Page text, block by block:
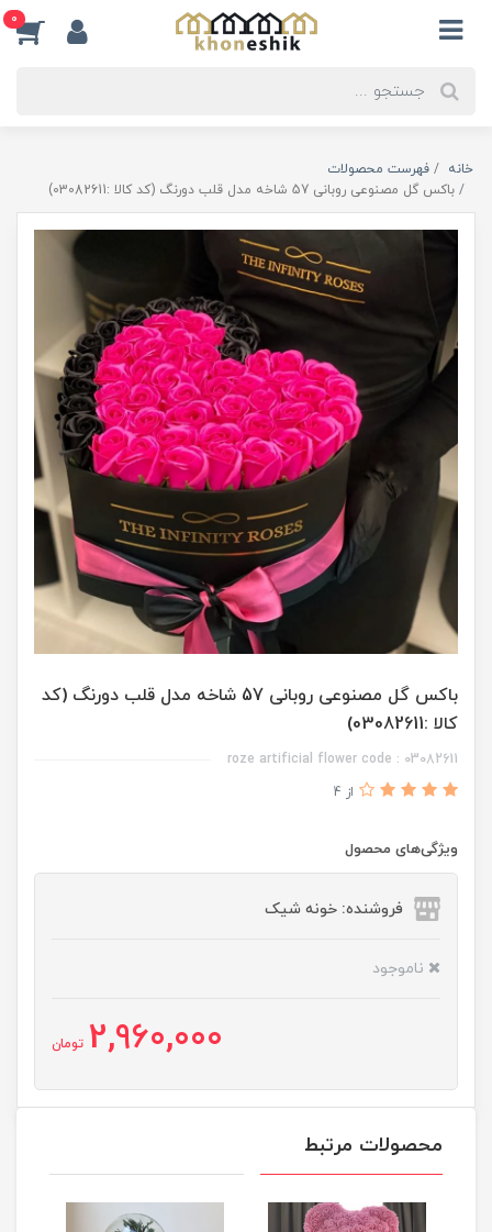
0
خانه
فهرست محصولات
باکس گل مصنوعی روبانی 57 شاخه مدل قلب دورنگ (کد کالا :03082611)
باکس گل مصنوعی روبانی 57 شاخه مدل قلب دورنگ (کد
کالا :03082611)
roze artificial flower code : 03082611
از 4
ویژگی‌های محصول
فروشنده: خونه شیک
ناموجود
2,960,000 تومان
محصولات مرتبط